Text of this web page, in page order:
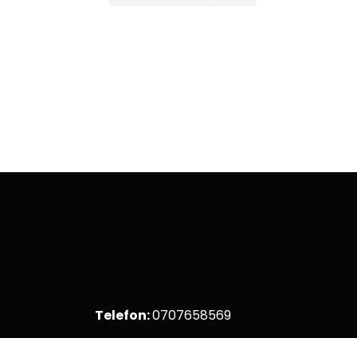
Telefon:0707658569